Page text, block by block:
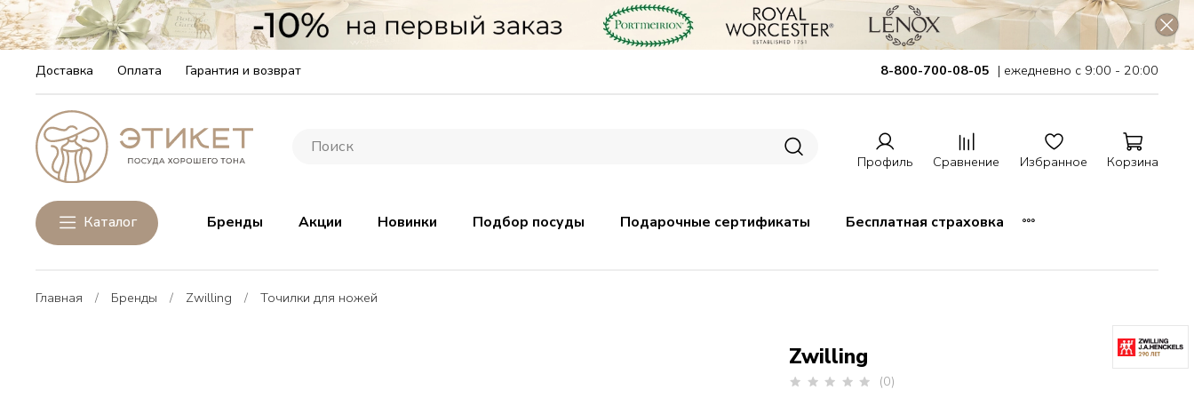
Доставка Оплата Гарантия и возврат 8-800-700-08-05 | ежедневно с 9:00 - 20:00
Профиль Сравнение Избранное Корзина
Каталог Бренды Акции Новинки Подбор посуды Подарочные сертификаты Бесплатная страховка
Главная Бренды Zwilling Точилки для ножей
(0)
Zwilling